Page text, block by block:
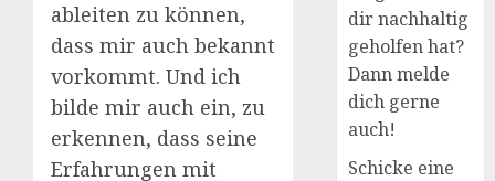
ableiten zu können,
dass mir auch bekannt
vorkommt. Und ich
bilde mir auch ein, zu
erkennen, dass seine
Erfahrungen mit
dir nachhaltig
geholfen hat?
Dann melde
dich gerne
auch!
Schicke eine